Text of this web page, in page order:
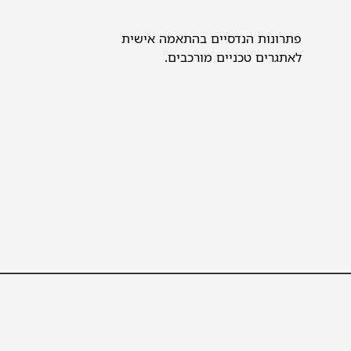
פתרונות הנדסיים בהתאמה אישית
לאתגרים טכניים מורכבים.